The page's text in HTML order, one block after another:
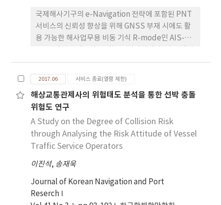
300m3/h 처리 용량의 장치로 수행하였다. 이 육상시
험을 통해 직접식 전기분해 선박평형수 처 리장치가
IMO에서 제시하고 있는 기준을 만족하고 다른 방식
국제해사기구의 e-Navigation 전략에 포함된 PNT
서비스의 신뢰성 향상을 위해 GNSS 부재 시에도 활
용 가능한 해사업무용 비동 기식 R-mode인 AIS-
동기에 기반을 둔 동기식 측위 기법과 달리 동기가 되
어 있지 않 은 경우에도 메시지 교환을 통해 거리 측정
이 가능하도록 AIS시스템 사양에 따른 동작 시나리오
제안 및 오차 요인을 분석하고 관련 식과 알고리즘을
도출하였다. 제안 기법의 성능 평가를 위해 추정 가능
한계를 나타내는 크래머-라오 하한을 제시하였으며
3km의 정적 환경에 놓 인 두 AIS 시스템을 대상으로
AIS-TWR 기법에 의한 시뮬레이션 결과 참 값 대비
2017.06 서비스 종료(열람 제한)
해상교통관제사의 위험태도 분석을 통한 선박 충돌
위험도 연구
A Study on the Degree of Collision Risk
through Analysing the Risk Attitude of Vessel
Traffic Service Operators
이진석, 송재욱
Journal of Korean Navigation and Port
Reserch